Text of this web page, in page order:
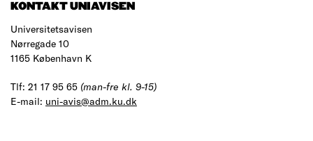
KONTAKT UNIAVISEN
Universitetsavisen
Nørregade 10
1165 København K
Tlf: 21 17 95 65 (man-fre kl. 9-15)
E-mail: uni-avis@adm.ku.dk